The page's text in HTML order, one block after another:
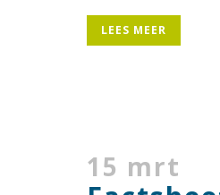
LEES MEER
15 mrt